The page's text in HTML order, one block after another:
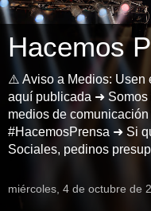
Hacemos
⚠️ Aviso a Medios: Usen
aquí publicada ➜ Somos
medios de
#HacemosPrensa ➜ Si
Sociales, pedinos
miércoles, 4 de octubre de